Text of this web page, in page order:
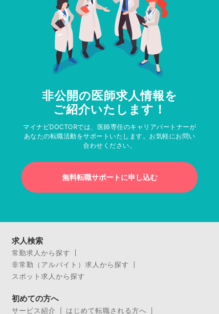
非公開の医師求人情報を
ご紹介いたします！
マイナビDOCTORでは、医師専任のキャリアパートナーが
あなたの転職活動をサポートいたします。お気軽にお問い
合わせください。
無料転職サポートに申し込む
求人検索
常勤求人から探す
非常勤（アルバイト）求人から探す
スポット求人から探す
初めての方へ
サービス紹介
はじめて転職される方へ